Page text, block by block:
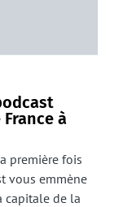
à
première fois
vous emmène
capitale de la